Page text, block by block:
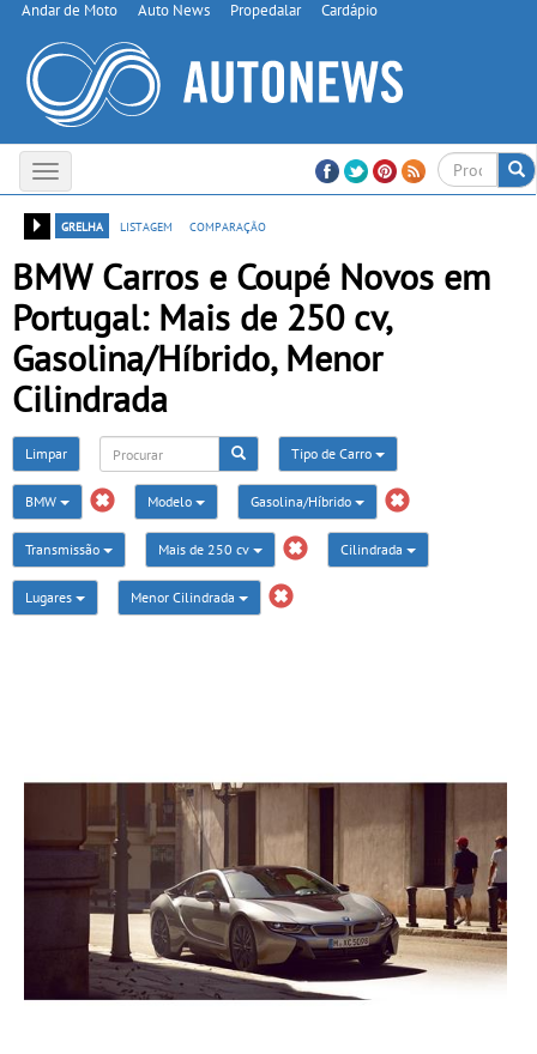
Andar de Moto Auto News Propedalar Cardápio
Toggle
navigation
grelha
listagem comparação
BMW Carros e Coupé Novos em
Portugal: Mais de 250 cv,
Gasolina/Híbrido, Menor
Cilindrada
Limpar Tipo de Carro
BMW Modelo Gasolina/Híbrido
Transmissão Mais de 250 cv Cilindrada
Lugares Menor Cilindrada